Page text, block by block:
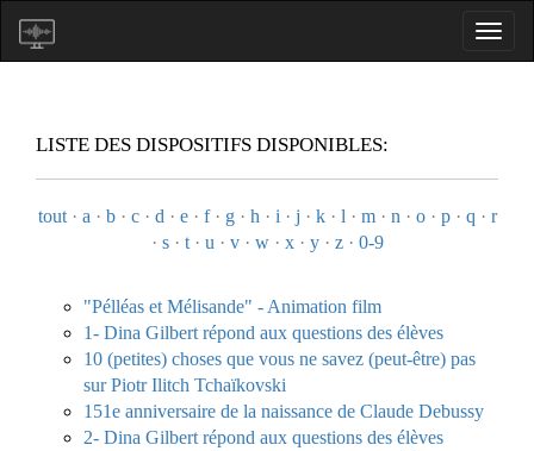
LISTE DES DISPOSITIFS DISPONIBLES:
tout· a · b· c· d · e· f· g· h · i · j · k· l · m· n · o· p· q · r
· s· t· u · v· w· x· y· z· 0-9
"Pélléas et Mélisande" - Animation film
1- Dina Gilbert répond aux questions des élèves
10 (petites) choses que vous ne savez (peut-être) pas
sur Piotr Ilitch Tchaïkovski
151e anniversaire de la naissance de Claude Debussy
2- Dina Gilbert répond aux questions des élèves